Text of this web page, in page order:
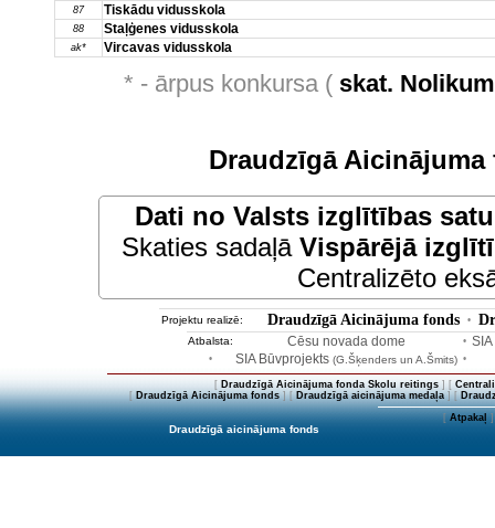
87 Tiskādu vidusskola
88 Staļģenes vidusskola
ak* Vircavas vidusskola
* - ārpus konkursa ( skat.
Draudzīgā
Dati no Valsts izglītības
Skaties sadaļā Vispārējā
Centralizēto
Projektu realizē: Draudzīgā Aicinājuma fonds •
Atbalsta: Cēsu novada dome •
• SIA Būvprojekts (G.Šķenders un A.Šmits) •
[ Draudzīgā Aicinājuma fonda Skolu reitings] [
[Draudzīgā Aicinājuma fonds] [Draudzīgā aicinājuma medaļa] [
[Atpakaļ]
Draudzīgā aicinājuma fonds